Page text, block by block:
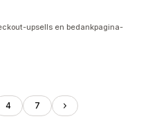
upsells en bedankpagina-
4 7